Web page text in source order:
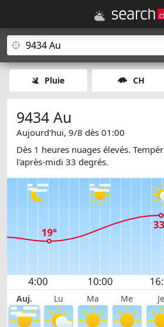
Pluie CH
9434 Au
Aujourd'hui, 9/8 dès 01:00
Dès 1 heures nuages élevés.
l'après-midi 33 degrés.
Auj. Lu Ma Me Je